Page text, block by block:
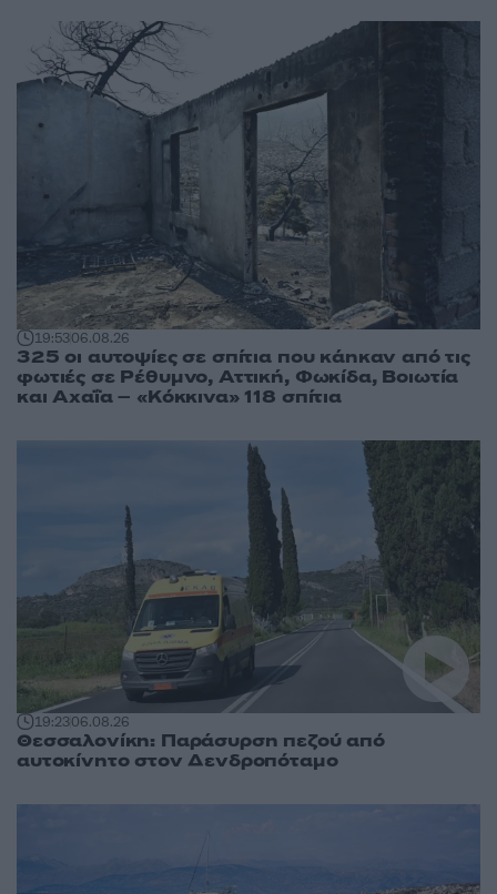
19:5306.08.26
325 οι αυτοψίες σε σπίτια που κάηκαν από τις
φωτιές σε Ρέθυμνο, Αττική, Φωκίδα, Βοιωτία
και Αχαΐα – «Κόκκινα» 118 σπίτια
19:2306.08.26
Θεσσαλονίκη: Παράσυρση πεζού από
αυτοκίνητο στον Δενδροπόταμο